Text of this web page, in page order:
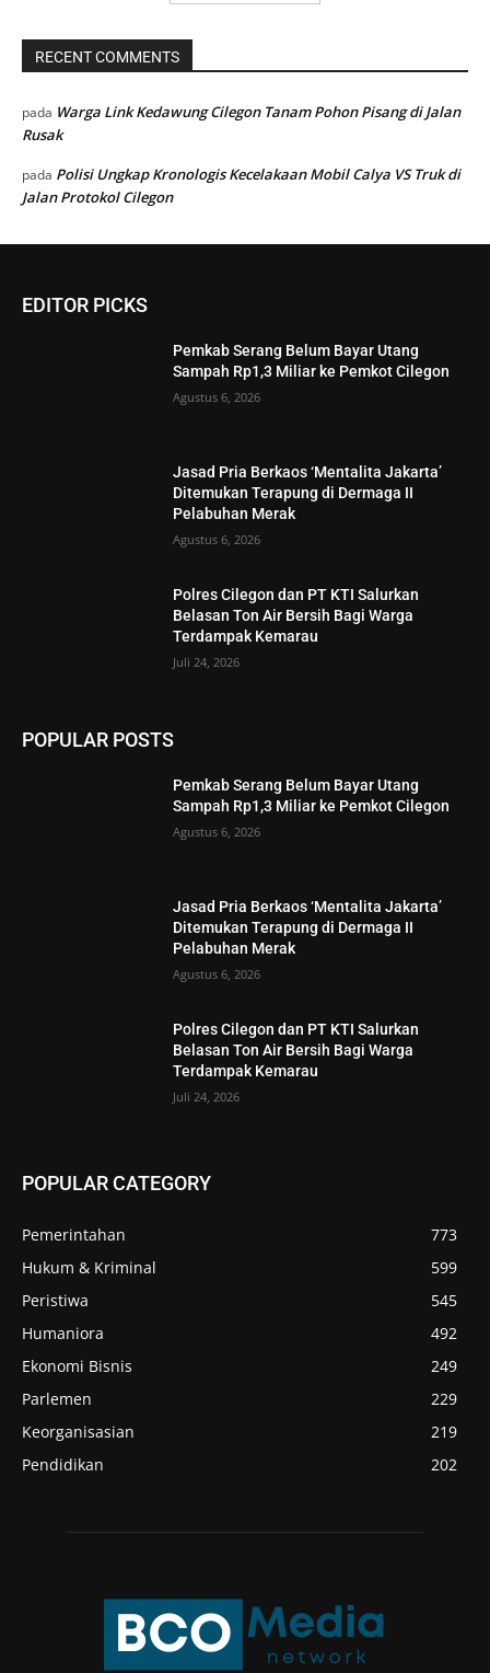
RECENT COMMENTS
pada Warga Link Kedawung Cilegon Tanam Pohon Pisang di Jalan
Rusak
pada Polisi Ungkap Kronologis Kecelakaan Mobil Calya VS Truk di
Jalan Protokol Cilegon
EDITOR PICKS
Pemkab Serang Belum Bayar Utang
Sampah Rp1,3 Miliar ke Pemkot Cilegon
Agustus 6, 2026
Jasad Pria Berkaos ‘Mentalita Jakarta’
Ditemukan Terapung di Dermaga II
Pelabuhan Merak
Agustus 6, 2026
Polres Cilegon dan PT KTI Salurkan
Belasan Ton Air Bersih Bagi Warga
Terdampak Kemarau
Juli 24, 2026
POPULAR POSTS
Pemkab Serang Belum Bayar Utang
Sampah Rp1,3 Miliar ke Pemkot Cilegon
Agustus 6, 2026
Jasad Pria Berkaos ‘Mentalita Jakarta’
Ditemukan Terapung di Dermaga II
Pelabuhan Merak
Agustus 6, 2026
Polres Cilegon dan PT KTI Salurkan
Belasan Ton Air Bersih Bagi Warga
Terdampak Kemarau
Juli 24, 2026
POPULAR CATEGORY
Pemerintahan
773
Hukum & Kriminal
599
Peristiwa
545
Humaniora
492
Ekonomi Bisnis
249
Parlemen
229
Keorganisasian
219
Pendidikan
202